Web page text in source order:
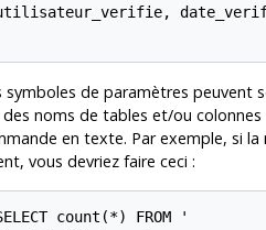
symboles de paramètres peuvent
noms de tables et/ou
en texte. Par exemple, si
vous devriez faire ceci :
count(*) FROM '